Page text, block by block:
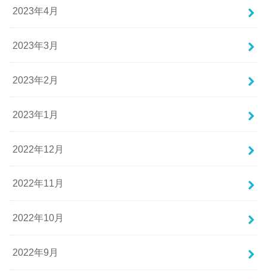
2023年4月
2023年3月
2023年2月
2023年1月
2022年12月
2022年11月
2022年10月
2022年9月